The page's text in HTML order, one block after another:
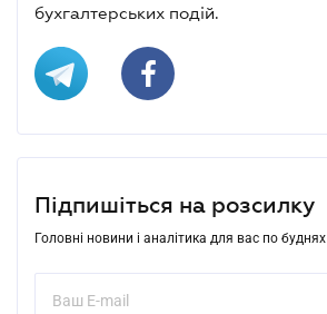
бухгалтерських подій.
Підпишіться на розсилку
Головні новини і аналітика для вас по буднях